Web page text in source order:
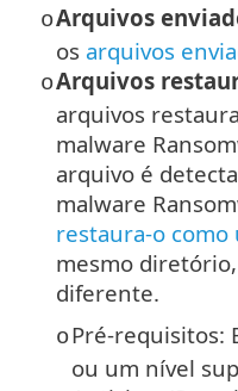
oArquivos
os arquivos
oArquivos
arquivos
malware
arquivo é
malware
restaura-o como
mesmo
diferente.
oPré-requisitos:
ou um nível